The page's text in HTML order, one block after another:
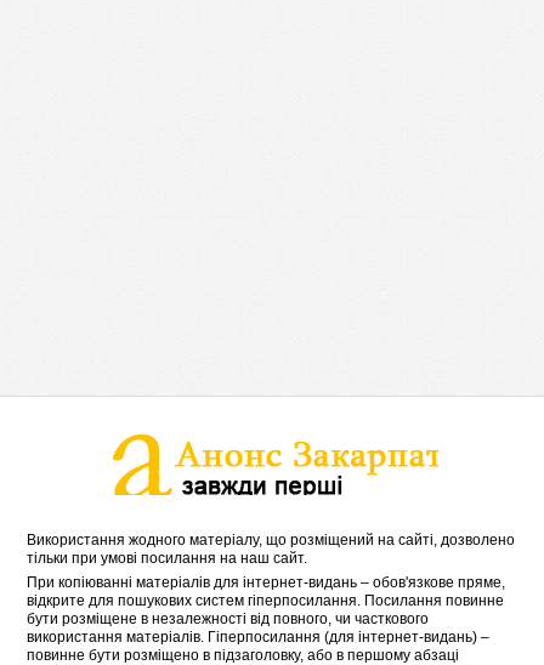
Використання жодного матеріалу, що розміщений на сайті, дозволено
тільки при умові посилання на наш сайт.
При копіюванні матеріалів для інтернет-видань – обов'язкове пряме,
відкрите для пошукових систем гіперпосилання. Посилання повинне
бути розміщене в незалежності від повного, чи часткового
використання матеріалів. Гіперпосилання (для інтернет-видань) –
повинне бути розміщено в підзаголовку, або в першому абзаці